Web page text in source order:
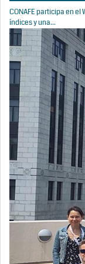
CONAFE participa en el
índices y una...